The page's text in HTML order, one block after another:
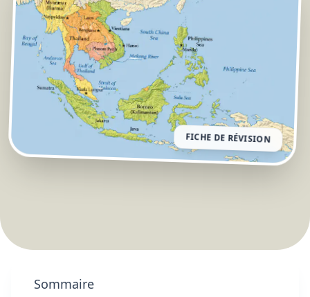
FICHE DE RÉVISION
Sommaire